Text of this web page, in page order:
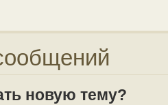
новую тему?